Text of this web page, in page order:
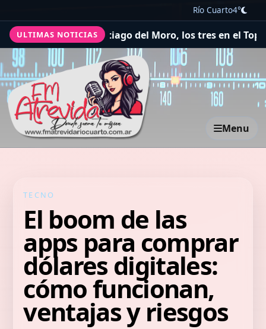
Río Cuarto4°
ULTIMAS NOTICIAS
y Santiago del Moro, los tres en el Top Five Tres
Menu
TECNO
El boom de las
apps para comprar
dólares digitales:
cómo funcionan,
ventajas y riesgos